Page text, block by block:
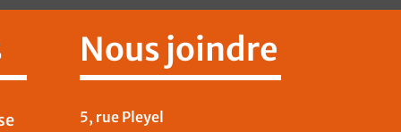
Nous joindre
5, rue Pleyel